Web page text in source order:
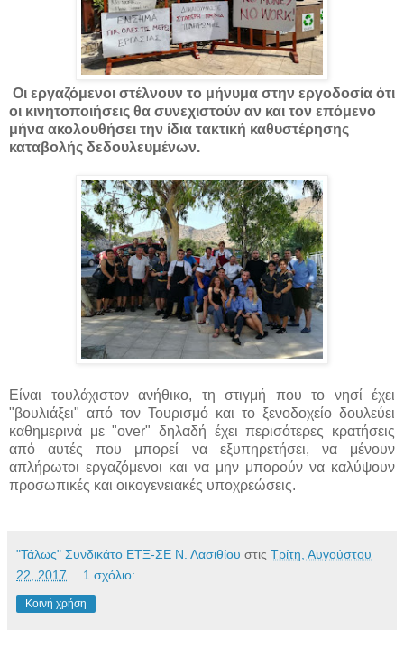
Οι εργαζόμενοι στέλνουν το μήνυμα στην εργοδοσία ότι
οι κινητοποιήσεις θα συνεχιστούν αν και τον επόμενο
μήνα ακολουθήσει την ίδια τακτική καθυστέρησης
καταβολής δεδουλευμένων.
Είναι τουλάχιστον ανήθικο, τη στιγμή που το νησί έχει
"βουλιάξει" από τον Τουρισμό και το ξενοδοχείο δουλεύει
καθημερινά με "over" δηλαδή έχει περισότερες κρατήσεις
από αυτές που μπορεί να εξυπηρετήσει, να μένουν
απλήρωτοι εργαζόμενοι και να μην μπορούν να καλύψουν
προσωπικές και οικογενειακές υποχρεώσεις.
"Τάλως" Συνδικάτο ΕΤΞ-ΣΕ Ν. Λασιθίου στις Τρίτη, Αυγούστου
22, 2017
1 σχόλιο:
Κοινή χρήση